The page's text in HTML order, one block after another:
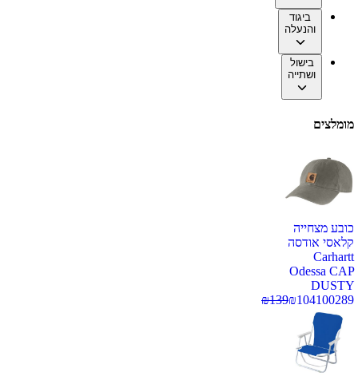
ביגוד
והנעלה
בישול
ושתייה
מומלצים
כובע מצחייה
קלאסי אודסה
Carhartt
Odessa CAP
DUSTY
100289
₪104
₪139